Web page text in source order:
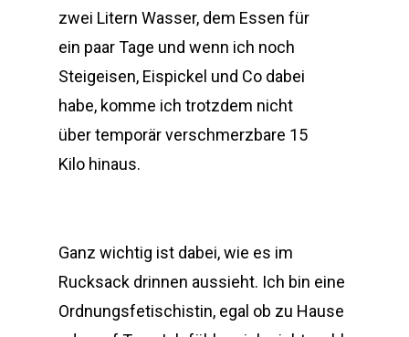
zwei Litern Wasser, dem Essen für
ein paar Tage und wenn ich noch
Steigeisen, Eispickel und Co dabei
habe, komme ich trotzdem nicht
über temporär verschmerzbare 15
Kilo hinaus.
Ganz wichtig ist dabei, wie es im
Rucksack drinnen aussieht. Ich bin eine
Ordnungsfetischistin, egal ob zu Hause